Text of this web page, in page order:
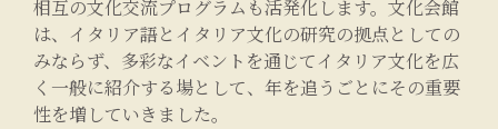
相互の文化交流プログラムも活発化します。文化会館
は、イタリア語とイタリア文化の研究の拠点としての
みならず、多彩なイベントを通じてイタリア文化を広
く一般に紹介する場として、年を追うごとにその重要
性を増していきました。